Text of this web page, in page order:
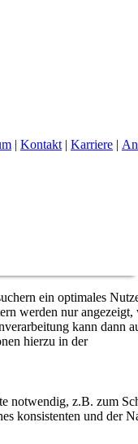
| Kontakt | Karriere |
ein optimales
werden nur angezeigt,
kann dann
hierzu in der
notwendig, z.B. zum
konsistenten und der